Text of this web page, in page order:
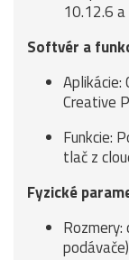
10.12.6 a
Softvér a
Creative
Funkcie:
tlač z
Fyzické
podávače)